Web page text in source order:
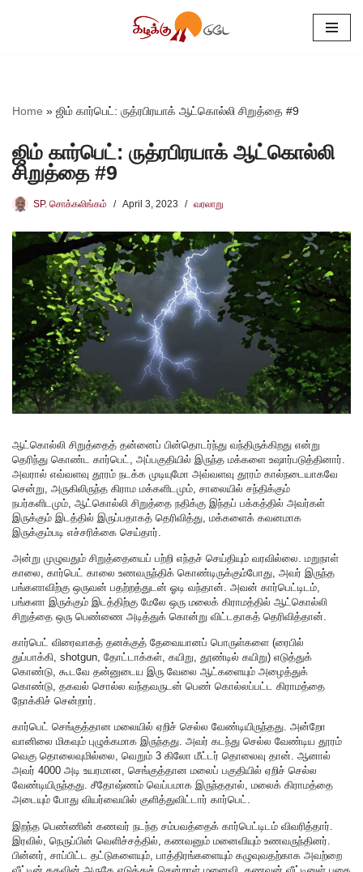
Home » ஜிம் கார்பெட்: ருத்ரபிரயாக் ஆட்கொல்லி சிறுத்தை #9
ஜிம் கார்பெட்: ருத்ரபிரயாக் ஆட்கொல்லி
சிறுத்தை #9
SP. சொக்கலிங்கம் April 3, 2023 வரலாறு
ஆட்கொல்லி சிறுத்தைத் தன்னைப் பின்தொடர்ந்து வந்திருக்கிறது என்று
தெரிந்து கொண்ட கார்பெட், அப்பகுதியில் இருந்த மக்களை உஷார்படுத்தினார்.
அவரால் எவ்வளவு தூரம் நடக்க முடியுமோ அவ்வளவு தூரம் கால்நடையாகவே
சென்று, அருகிலிருந்த கிராம மக்களிடமும், சாலையில் சந்திக்கும்
நபர்களிடமும், ஆட்கொல்லி சிறுத்தை நதிக்கு இந்தப் பக்கத்தில் அவர்கள்
இருக்கும் இடத்தில் இருப்பதாகத் தெரிவித்து, மக்களைக் கவனமாக
இருக்கும்படி எச்சரிக்கை செய்தார்.
அன்று முழுவதும் சிறுத்தையைப் பற்றி எந்தச் செய்தியும் வரவில்லை. மறுநாள்
காலை, கார்பெட் காலை உணவருந்திக் கொண்டிருக்கும்போது, அவர் இருந்த
பங்களாவிற்கு ஒருவன் பதற்றத்துடன் ஓடி வந்தான். அவன் கார்பெட்டிடம்,
பங்களா இருக்கும் இடத்திற்கு மேலே ஒரு மலைக் கிராமத்தில் ஆட்கொல்லி
சிறுத்தை ஒரு பெண்ணை அடித்துக் கொன்று விட்டதாகத் தெரிவித்தான்.
கார்பெட் விரைவாகத் தனக்குத் தேவையானப் பொருள்களை (ரைபில்
துப்பாக்கி, shotgun, தோட்டாக்கள், கயிறு, தூண்டில் கயிறு) எடுத்துக்
கொண்டு, கூடவே தன்னுடைய இரு வேலை ஆட்களையும் அழைத்துக்
கொண்டு, தகவல் சொல்ல வந்தவருடன் பெண் கொல்லப்பட்ட கிராமத்தை
நோக்கிச் சென்றார்.
கார்பெட் செங்குத்தான மலையில் ஏறிச் செல்ல வேண்டியிருந்தது. அன்றோ
வானிலை மிகவும் புழுக்கமாக இருந்தது. அவர் கடந்து செல்ல வேண்டிய தூரம்
வெகு தொலைவுமில்லை, வெறும் 3 கிலோ மீட்டர் தொலைவு தான். ஆனால்
அவர் 4000 அடி உயரமான, செங்குத்தான மலைப் பகுதியில் ஏறிச் செல்ல
வேண்டியிருந்தது. சீதோஷ்ணம் வெப்பமாக இருந்ததால், மலைக் கிராமத்தை
அடையும் போது வியர்வையில் குளித்துவிட்டார் கார்பெட்.
இறந்த பெண்ணின் கணவர் நடந்த சம்பவத்தைக் கார்பெட்டிடம் விவரித்தார்.
இரவில், நெருப்பின் வெளிச்சத்தில், கணவனும் மனைவியும் உணவருந்தினர்.
பின்னர், சாப்பிட்ட தட்டுகளையும், பாத்திரங்களையும் கழுவுவதற்காக அவற்றை